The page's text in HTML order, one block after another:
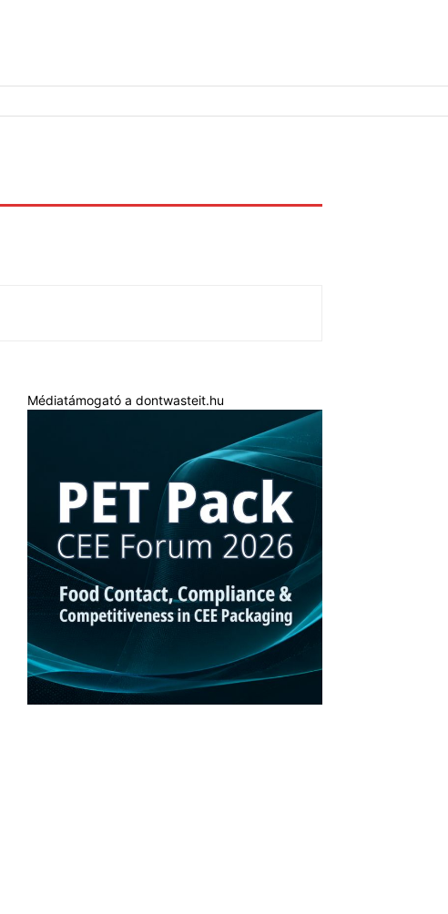
Médiatámogató a dontwasteit.hu